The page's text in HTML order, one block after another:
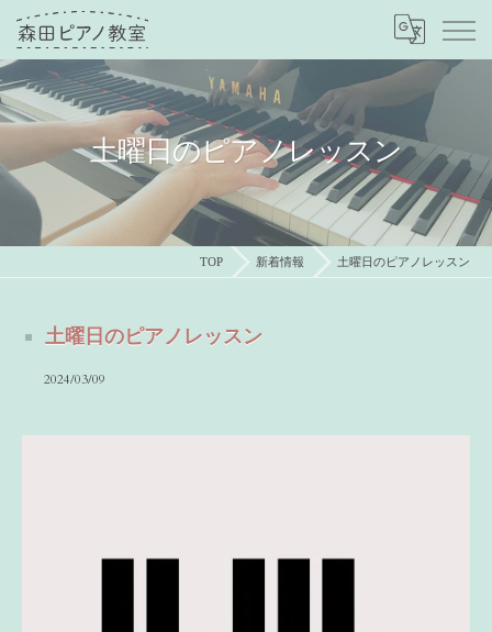
土曜日のピアノレッスン
TOP 新着情報 土曜日のピアノレッスン
土曜日のピアノレッスン
2024/03/09